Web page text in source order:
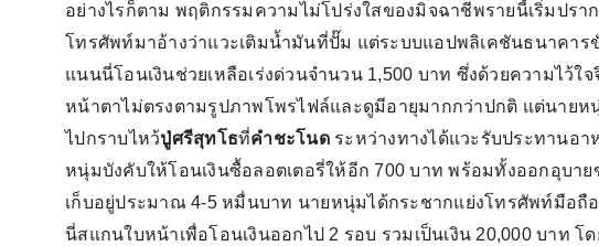
อย่างไรก็ตาม พฤติกรรมความไม่โปร่งใสของมิจฉาชีพรายนี้เริ่มปรา
โทรศัพท์มาอ้างว่าแวะเติมน้ำมันที่ปั๊ม แต่ระบบแอปพลิเคชันธนาคา
แนนนี่โอนเงินช่วยเหลือเร่งด่วนจำนวน 1,500 บาท ซึ่งด้วยความไว้ใ
หน้าตาไม่ตรงตามรูปภาพโพรไฟล์และดูมีอายุมากกว่าปกติ แต่นาย
ไปกราบไหว้ปู่ศรีสุทโธที่คำชะโนดระหว่างทางได้แวะรับประทานอา
หนุ่มบังคับให้โอนเงินซื้อลอตเตอรี่ให้อีก 700 บาท พร้อมทั้งออกอุบา
เก็บอยู่ประมาณ 4-5 หมื่นบาท นายหนุ่มได้กระชากแย่งโทรศัพท์มือ
นี่สแกนใบหน้าเพื่อโอนเงินออกไป 2 รอบ รวมเป็นเงิน 20,000 บาท